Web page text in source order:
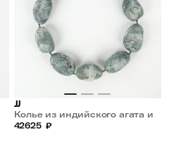
JJ
Колье из индийского агата и
кварца
42625 ₽